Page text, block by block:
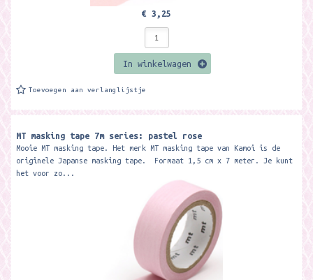
€ 3,25
In winkelwagen
Toevoegen aan verlanglijstje
MT masking tape 7m series: pastel rose
Mooie MT masking tape. Het merk MT masking tape van Kamoi is de
originele Japanse masking tape. Formaat 1,5 cm x 7 meter. Je kunt
het voor zo...